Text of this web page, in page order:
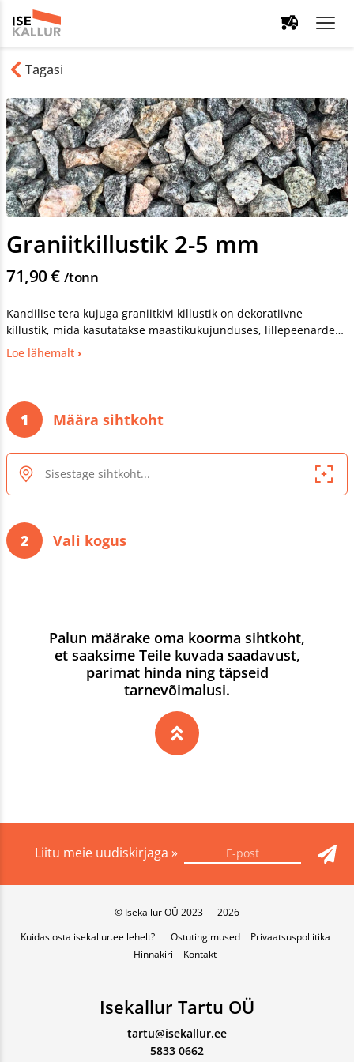
Tagasi
Graniitkillustik 2-5 mm
71,90 € /tonn
Kandilise tera kujuga graniitkivi killustik on dekoratiivne
killustik, mida kasutatakse maastikukujunduses, lillepeenarde
heakorrastamiseks ja probleemsete kohtade dekoreerimiseks.
Loe lähemalt
1 Määra sihtkoht
2 Vali kogus
Palun määrake oma koorma sihtkoht,
et saaksime Teile kuvada saadavust,
parimat hinda ning täpseid
tarnevõimalusi.
Liitu meie uudiskirjaga »
© Isekallur OÜ 2023 — 2026
Kuidas osta isekallur.ee lehelt?
Ostutingimused
Privaatsuspoliitika
Hinnakiri
Kontakt
Isekallur Tartu OÜ
tartu@isekallur.ee
5833 0662